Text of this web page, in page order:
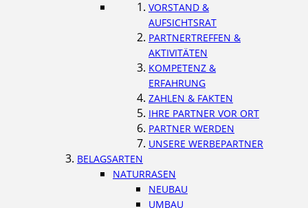
VORSTAND &
AUFSICHTSRAT
PARTNERTREFFEN &
AKTIVITÄTEN
KOMPETENZ &
ERFAHRUNG
ZAHLEN & FAKTEN
IHRE PARTNER VOR ORT
PARTNER WERDEN
UNSERE WERBEPARTNER
BELAGSARTEN
NATURRASEN
NEUBAU
UMBAU